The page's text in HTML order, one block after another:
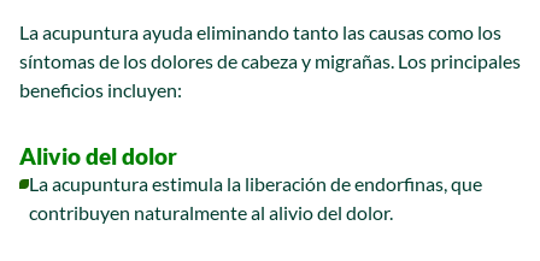
La acupuntura ayuda eliminando tanto las causas como los
síntomas de los dolores de cabeza y migrañas. Los principales
beneficios incluyen:
Alivio del dolor
La acupuntura estimula la liberación de endorfinas, que
contribuyen naturalmente al alivio del dolor.